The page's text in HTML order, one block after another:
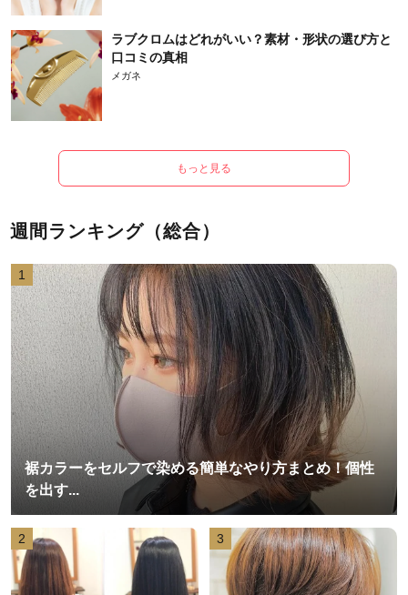
ラブクロムはどれがいい？素材・形状の選び方と
口コミの真相
メガネ
もっと見る
週間ランキング（総合）
1
裾カラーをセルフで染める簡単なやり方まとめ！個性
を出す...
2 3